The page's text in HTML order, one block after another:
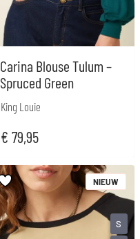
Carina Blouse Tulum –
Spruced Green
King Louie
€ 79,95
NIEUW
S